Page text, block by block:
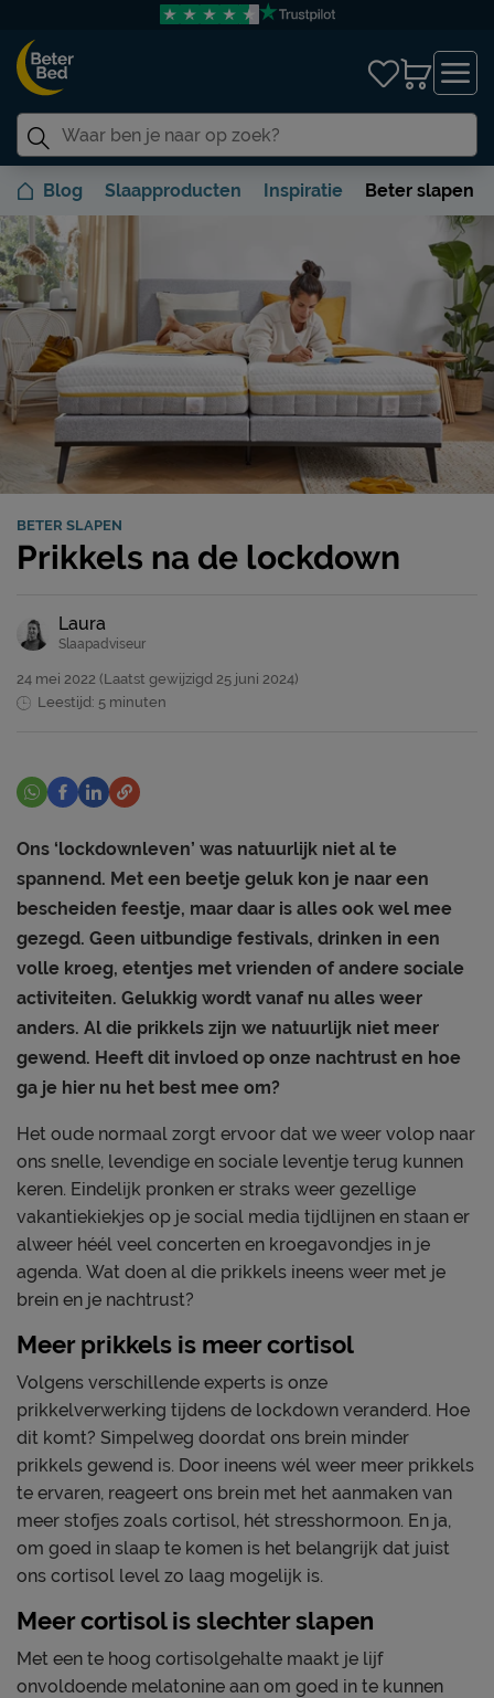
Blog Slaapproducten Inspiratie Beter slapen
BETER SLAPEN
Prikkels na de lockdown
Laura
Slaapadviseur
24 mei 2022 (Laatst gewijzigd 25 juni 2024)
Leestijd: 5 minuten
Ons ‘lockdownleven’ was natuurlijk niet al te
spannend. Met een beetje geluk kon je naar een
bescheiden feestje, maar daar is alles ook wel mee
gezegd. Geen uitbundige festivals, drinken in een
volle kroeg, etentjes met vrienden of andere sociale
activiteiten. Gelukkig wordt vanaf nu alles weer
anders. Al die prikkels zijn we natuurlijk niet meer
gewend. Heeft dit invloed op onze nachtrust en hoe
ga je hier nu het best mee om?
Het oude normaal zorgt ervoor dat we weer volop naar
ons snelle, levendige en sociale leventje terug kunnen
keren. Eindelijk pronken er straks weer gezellige
vakantiekiekjes op je social media tijdlijnen en staan er
alweer héél veel concerten en kroegavondjes in je
agenda. Wat doen al die prikkels ineens weer met je
brein en je nachtrust?
Meer prikkels is meer cortisol
Volgens verschillende experts is onze
prikkelverwerking tijdens de lockdown veranderd. Hoe
dit komt? Simpelweg doordat ons brein minder
prikkels gewend is. Door ineens wél weer meer prikkels
te ervaren, reageert ons brein met het aanmaken van
meer stofjes zoals cortisol, hét stresshormoon. En ja,
om goed in slaap te komen is het belangrijk dat juist
ons cortisol level zo laag mogelijk is.
Meer cortisol is slechter slapen
Met een te hoog cortisolgehalte maakt je lijf
onvoldoende melatonine aan om goed in te kunnen